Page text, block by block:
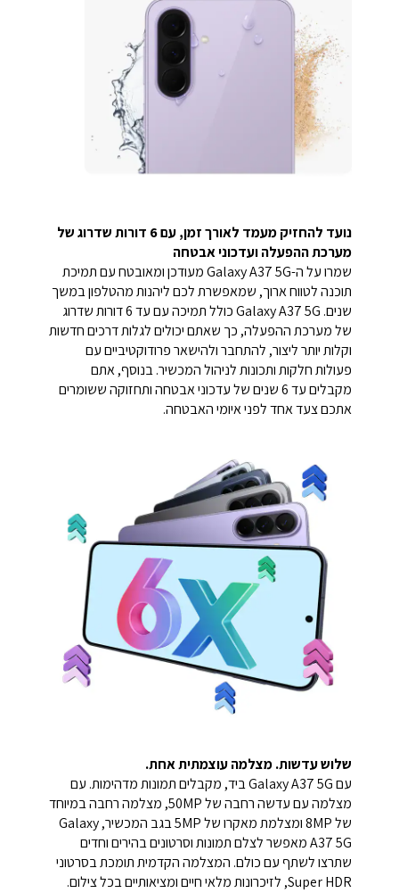
נועד להחזיק מעמד לאורך זמן, עם 6 דורות שדרוג של
מערכת ההפעלה ועדכוני אבטחה
שמרו על ה-Galaxy A37 5G מעודכן ומאובטח עם תמיכת
תוכנה לטווח ארוך, שמאפשרת לכם ליהנות מהטלפון במשך
שנים. Galaxy A37 5G כולל תמיכה עם עד 6 דורות שדרוג
של מערכת ההפעלה, כך שאתם יכולים לגלות דרכים חדשות
וקלות יותר ליצור, להתחבר ולהישאר פרודוקטיביים עם
פעולות חלקות ותכונות לניהול המכשיר. בנוסף, אתם
מקבלים עד 6 שנים של עדכוני אבטחה ותחזוקה ששומרים
אתכם צעד אחד לפני איומי האבטחה.
שלוש עדשות. מצלמה עוצמתית אחת.
עם Galaxy A37 5G ביד, מקבלים תמונות מדהימות. עם
מצלמה עם עדשה רחבה של 50MP, מצלמה רחבה במיוחד
של 8MP ומצלמת מאקרו של 5MP בגב המכשיר, Galaxy
A37 5G מאפשר לצלם תמונות וסרטונים בהירים וחדים
שתרצו לשתף עם כולם. המצלמה הקדמית תומכת בסרטוני
Super HDR, לזיכרונות מלאי חיים ומציאותיים בכל צילום.